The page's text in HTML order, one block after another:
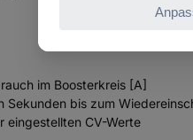
im Boosterkreis [A]
Sekunden bis zum
eingestellten CV-Werte